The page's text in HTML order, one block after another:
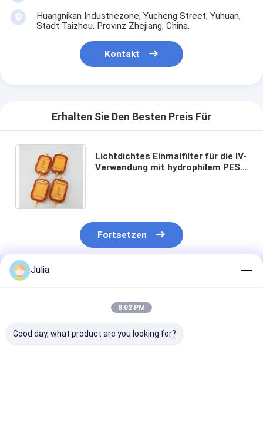
Huangnikan Industriezone, Yucheng Street, Yuhuan,
Stadt Taizhou, Provinz Zhejiang, China.
Kontakt
Erhalten Sie Den Besten Preis Für
Lichtdichtes Einmalfilter für die IV-
Verwendung mit hydrophilem PES
Fortsetzen
Empfohlene Produkte
Julia
8:02 PM
Good day, what product are you looking for?